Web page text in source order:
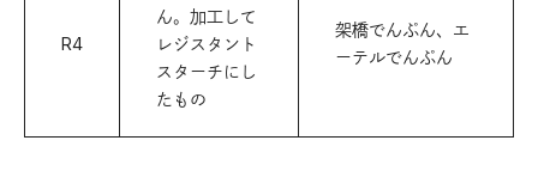
R4
ん。加工して
レジスタント
スターチにし
たもの
架橋でんぷん、エ
ーテルでんぷん